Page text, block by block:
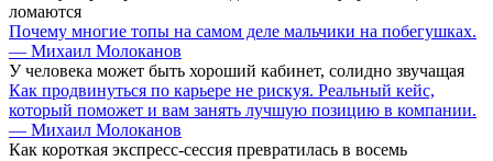
ломаются
Почему многие топы на самом деле мальчики на побегушках.
— Михаил Молоканов
У человека может быть хороший кабинет, солидно звучащая
Как продвинуться по карьере не рискуя. Реальный кейс,
который поможет и вам занять лучшую позицию в компании.
— Михаил Молоканов
Как короткая экспресс-сессия превратилась в восемь